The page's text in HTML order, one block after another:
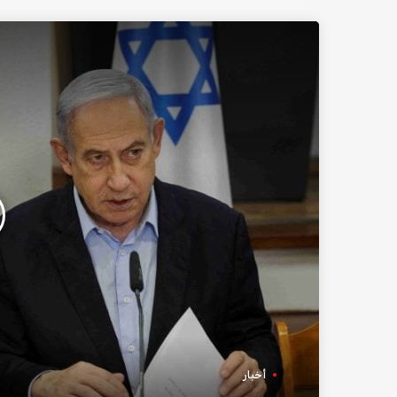
أخبار